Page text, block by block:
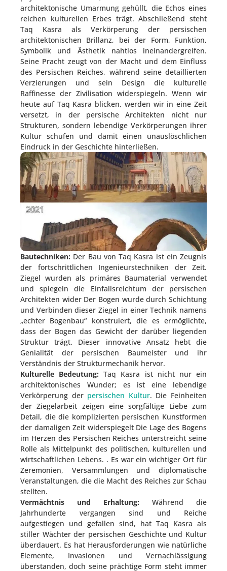
architektonische Umarmung gehüllt, die Echos eines
reichen kulturellen Erbes trägt. Abschließend steht
Taq Kasra als Verkörperung der persischen
architektonischen Brillanz, bei der Form, Funktion,
Symbolik und Ästhetik nahtlos ineinandergreifen.
Seine Pracht zeugt von der Macht und dem Einfluss
des Persischen Reiches, während seine detaillierten
Verzierungen und sein Design die kulturelle
Raffinesse der Zivilisation widerspiegeln. Wenn wir
heute auf Taq Kasra blicken, werden wir in eine Zeit
versetzt, in der persische Architekten nicht nur
Strukturen, sondern lebendige Verkörperungen ihrer
Kultur schufen und damit einen unauslöschlichen
Eindruck in der Geschichte hinterließen.
Bautechniken: Der Bau von Taq Kasra ist ein Zeugnis
der fortschrittlichen Ingenieurstechniken der Zeit.
Ziegel wurden als primäres Baumaterial verwendet
und spiegeln die Einfallsreichtum der persischen
Architekten wider Der Bogen wurde durch Schichtung
und Verbinden dieser Ziegel in einer Technik namens
„echter Bogenbau“ konstruiert, die es ermöglichte,
dass der Bogen das Gewicht der darüber liegenden
Struktur trägt. Dieser innovative Ansatz hebt die
Genialität der persischen Baumeister und ihr
Verständnis der Strukturmechanik hervor.
Kulturelle Bedeutung:Taq Kasra ist nicht nur ein
architektonisches Wunder; es ist eine lebendige
Verkörperung der persischen Kultur. Die Feinheiten
der Ziegelarbeit zeigen eine sorgfältige Liebe zum
Detail, die die komplizierten persischen Kunstformen
der damaligen Zeit widerspiegelt Die Lage des Bogens
im Herzen des Persischen Reiches unterstreicht seine
Rolle als Mittelpunkt des politischen, kulturellen und
wirtschaftlichen Lebens. . Es war ein wichtiger Ort für
Zeremonien, Versammlungen und diplomatische
Veranstaltungen, die die Macht des Reiches zur Schau
stellten.
Vermächtnis und Erhaltung: Während die
Jahrhunderte vergangen sind und Reiche
aufgestiegen und gefallen sind, hat Taq Kasra als
stiller Wächter der persischen Geschichte und Kultur
überdauert. Es hat Herausforderungen wie natürliche
Elemente, Invasionen und Vernachlässigung
überstanden, doch seine prächtige Form steht immer